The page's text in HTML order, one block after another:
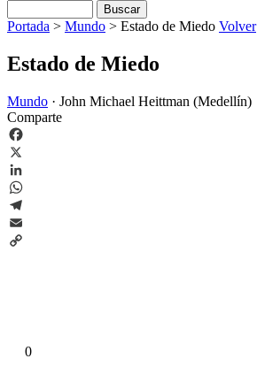
Portada > Mundo > Estado de Miedo Volver
Estado de Miedo
Mundo · John Michael Heittman (Medellín)
Comparte
Facebook
X
LinkedIn
WhatsApp
Telegram
Email
0